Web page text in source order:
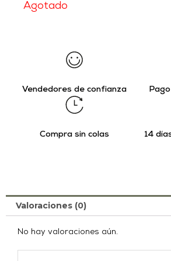
Agotado
Vendedores de confianza
Compra sin colas 14
Valoraciones (0)
No hay valoraciones aún.